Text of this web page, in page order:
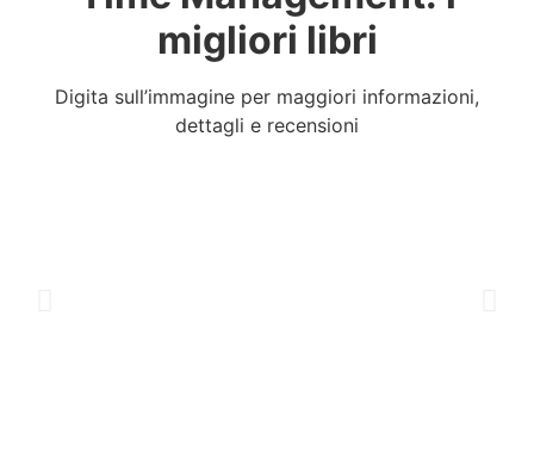
migliori libri
Digita sull’immagine per maggiori informazioni,
dettagli e recensioni